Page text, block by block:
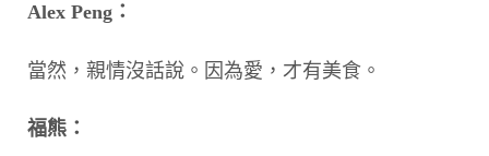
Alex Peng：
當然，親情沒話說。因為愛，才有美食。
福熊：